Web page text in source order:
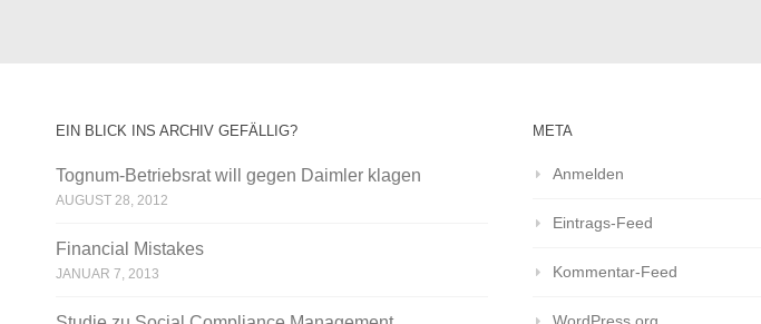
EIN BLICK INS ARCHIV GEFÄLLIG?
Tognum-Betriebsrat will gegen Daimler klagen
AUGUST 28, 2012
Financial Mistakes
JANUAR 7, 2013
META
Anmelden
Eintrags-Feed
Kommentar-Feed
WordPress.org